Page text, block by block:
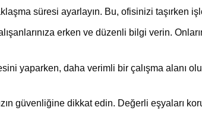
süresi ayarlayın. Bu, ofisinizi taşırken
erken ve düzenli bilgi verin.
yaparken, daha verimli bir çalışma alanı
güvenliğine dikkat edin. Değerli eşyaları